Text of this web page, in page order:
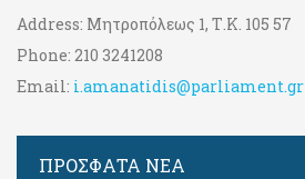
Address: Μητροπόλεως 1, Τ.Κ. 105 57
Phone: 210 3241208
Email: i.amanatidis@parliament.gr
ΠΡΟΣΦΑΤΑ ΝΕΑ